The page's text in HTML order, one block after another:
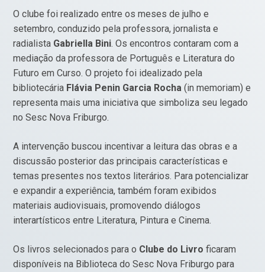
O clube foi realizado entre os meses de julho e
setembro, conduzido pela professora, jornalista e
radialista Gabriella Bini. Os encontros contaram com a
mediação da professora de Português e Literatura do
Futuro em Curso. O projeto foi idealizado pela
bibliotecária Flávia Penin Garcia Rocha (in memoriam) e
representa mais uma iniciativa que simboliza seu legado
no Sesc Nova Friburgo.
A intervenção buscou incentivar a leitura das obras e a
discussão posterior das principais características e
temas presentes nos textos literários. Para potencializar
e expandir a experiência, também foram exibidos
materiais audiovisuais, promovendo diálogos
interartísticos entre Literatura, Pintura e Cinema.
Os livros selecionados para o Clube do Livroficaram
disponíveis na Biblioteca do Sesc Nova Friburgo para